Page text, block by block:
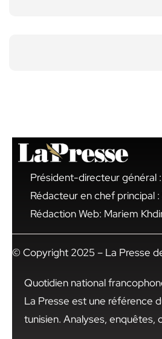
Président-directeur général
Rédacteur en chef principal
Rédaction Web: Mariem
© Copyright 2025 – La Presse
Quotidien national
La Presse est une référence
tunisien. Analyses, enquêtes,